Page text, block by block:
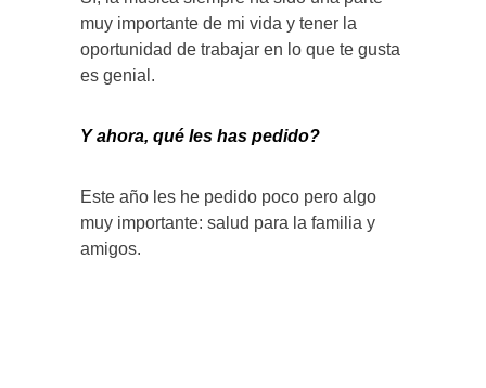
muy importante de mi vida y tener la
oportunidad de trabajar en lo que te gusta
es genial.
Y ahora, qué les has pedido?
Este año les he pedido poco pero algo
muy importante: salud para la familia y
amigos.